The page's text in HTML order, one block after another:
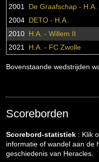
2001 De Graafschap - H.A.
2004 DETO - H.A.
2010 H.A. - Willem II
2021 H.A. - FC Zwolle
Bovenstaande wedstrijden
Scoreborden
Scorebord-statistiek : Klik
informatie of wandel aan de
geschiedenis van Heracles.